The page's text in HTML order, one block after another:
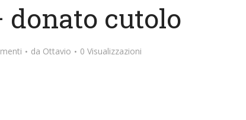
cutolo
da Ottavio 0 Visualizzazioni